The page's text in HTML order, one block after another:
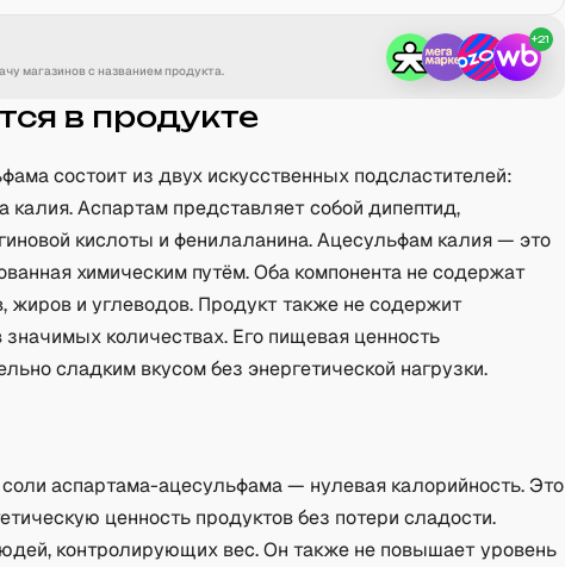
магазинов с названием продукта.
+21
в продукте
состоит из двух искусственных подсластителей:
калия. Аспартам представляет собой дипептид,
кислоты и фенилаланина. Ацесульфам калия — это
химическим путём. Оба компонента не содержат
жиров и углеводов. Продукт также не содержит
количествах. Его пищевая ценность
сладким вкусом без энергетической нагрузки.
аспартама-ацесульфама — нулевая калорийность. Это
ценность продуктов без потери сладости.
контролирующих вес. Он также не повышает уровень